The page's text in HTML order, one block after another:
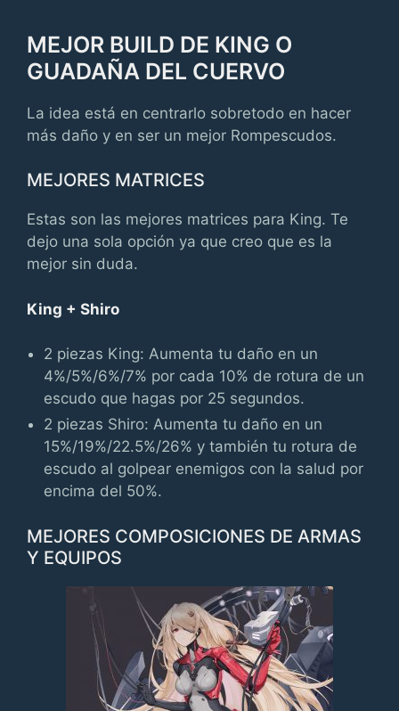
MEJOR BUILD DE KING O
GUADAÑA DEL CUERVO
La idea está en centrarlo sobretodo en hacer
más daño y en ser un mejor Rompescudos.
MEJORES MATRICES
Estas son las mejores matrices para King. Te
dejo una sola opción ya que creo que es la
mejor sin duda.
King + Shiro
2 piezas King: Aumenta tu daño en un
4%/5%/6%/7% por cada 10% de rotura de un
escudo que hagas por 25 segundos.
2 piezas Shiro: Aumenta tu daño en un
15%/19%/22.5%/26% y también tu rotura de
escudo al golpear enemigos con la salud por
encima del 50%.
MEJORES COMPOSICIONES DE ARMAS
Y EQUIPOS